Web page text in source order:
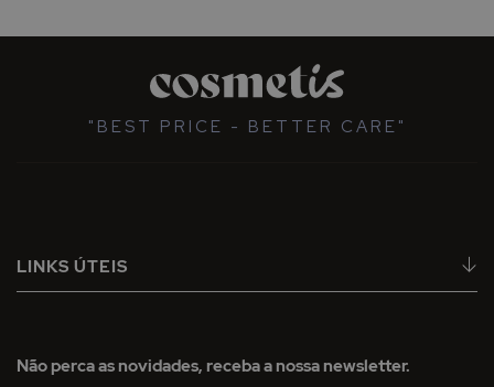
"BEST PRICE - BETTER CARE"
LINKS ÚTEIS
Não perca as novidades, receba a nossa newsletter.